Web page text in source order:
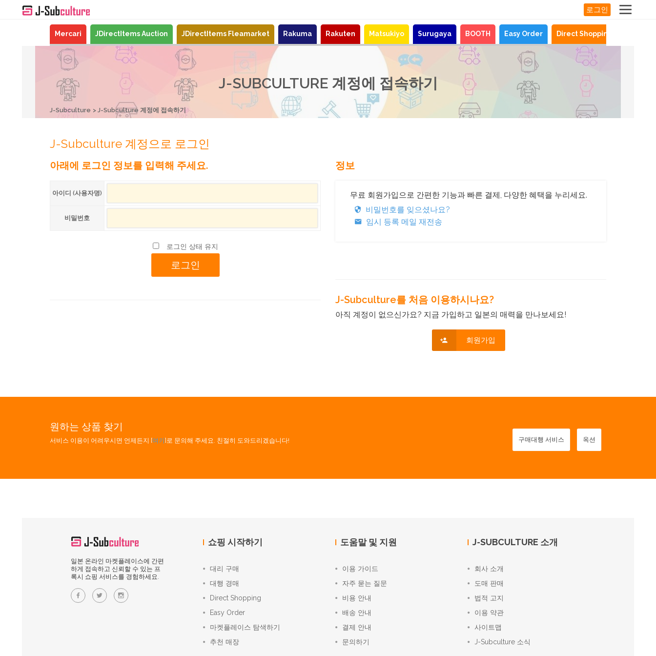
로그인
Mercari JDirectItems Auction JDirectItems Fleamarket Rakuma Rakuten Matsukiyo Surugaya BOOTH Easy Order Direct Shopping
J-SUBCULTURE 계정에 접속하기
J-Subculture J-Subculture 계정에 접속하기
J-Subculture 계정으로 로그인
아래에 로그인 정보를 입력해 주세요.
아이디 (사용자명)
비밀번호
로그인 상태 유지
정보
무료 회원가입으로 간편한 기능과 빠른 결제, 다양한 혜택을 누리세요.
비밀번호를 잊으셨나요?
임시 등록 메일 재전송
J-Subculture를 처음 이용하시나요?
아직 계정이 없으신가요? 지금 가입하고 일본의 매력을 만나보세요!
회원가입
원하는 상품 찾기
서비스 이용이 어려우시면 언제든지 [여기]로 문의해 주세요. 친절히 도와드리겠습니다! 구매대행 서비스 옥션
일본 온라인 마켓플레이스에 간편
하게 접속하고 신뢰할 수 있는 프
록시 쇼핑 서비스를 경험하세요.
쇼핑 시작하기
대리 구매
대행 경매
Direct Shopping
Easy Order
마켓플레이스 탐색하기
추천 매장
도움말 및 지원
이용 가이드
자주 묻는 질문
비용 안내
배송 안내
결제 안내
문의하기
J-SUBCULTURE 소개
회사 소개
도매 판매
법적 고지
이용 약관
사이트맵
J-Subculture 소식